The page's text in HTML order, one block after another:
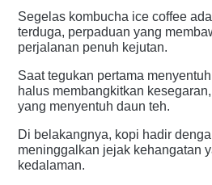
Segelas kombucha ice coffee
terduga, perpaduan yang
perjalanan penuh kejutan.
Saat tegukan pertama
halus membangkitkan
yang menyentuh daun teh.
Di belakangnya, kopi hadir
meninggalkan jejak kehangatan
kedalaman.